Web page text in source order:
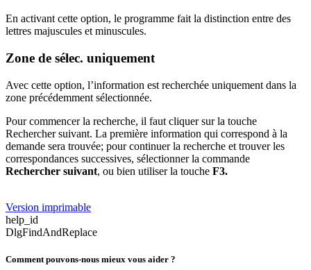
En activant cette option, le programme fait la distinction entre des
lettres majuscules et minuscules.
Zone de sélec. uniquement
Avec cette option, l’information est recherchée uniquement dans la
zone précédemment sélectionnée.
Pour commencer la recherche, il faut cliquer sur la touche
Rechercher suivant. La première information qui correspond à la
demande sera trouvée; pour continuer la recherche et trouver les
correspondances successives, sélectionner la commande
Rechercher suivant, ou bien utiliser la touche F3.
Version imprimable
help_id
DlgFindAndReplace
Comment pouvons-nous mieux vous aider ?